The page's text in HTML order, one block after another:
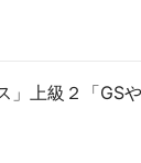
」上級２「GS